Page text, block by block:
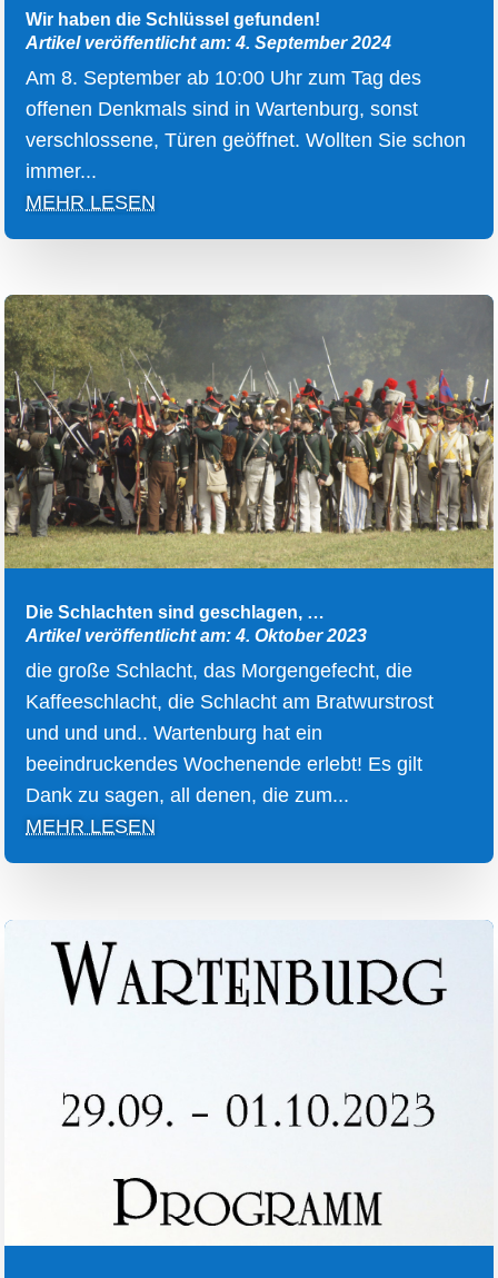
Wir haben die Schlüssel gefunden!
Artikel veröffentlicht am: 4. September 2024
Am 8. September ab 10:00 Uhr zum Tag des
offenen Denkmals sind in Wartenburg, sonst
verschlossene, Türen geöffnet. Wollten Sie schon
immer...
MEHR LESEN
Die Schlachten sind geschlagen, …
Artikel veröffentlicht am: 4. Oktober 2023
die große Schlacht, das Morgengefecht, die
Kaffeeschlacht, die Schlacht am Bratwurstrost
und und und.. Wartenburg hat ein
beeindruckendes Wochenende erlebt! Es gilt
Dank zu sagen, all denen, die zum...
MEHR LESEN